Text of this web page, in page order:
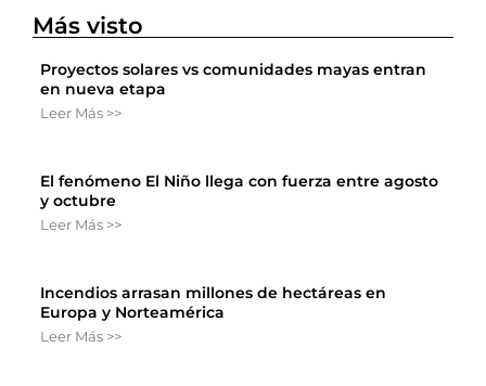
Más visto
Proyectos solares vs comunidades mayas entran
en nueva etapa
Leer Más >>
El fenómeno El Niño llega con fuerza entre agosto
y octubre
Leer Más >>
Incendios arrasan millones de hectáreas en
Europa y Norteamérica
Leer Más >>